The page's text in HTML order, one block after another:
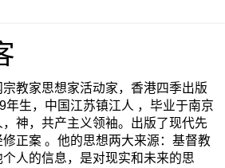
教家思想家活动家，香港四季出版
年生，中国江苏镇江人 ，毕业于南京
神，共产主义领袖。出版了现代先
正案 。他的思想两大来源：基督教
人的信息，是对现实和未来的思